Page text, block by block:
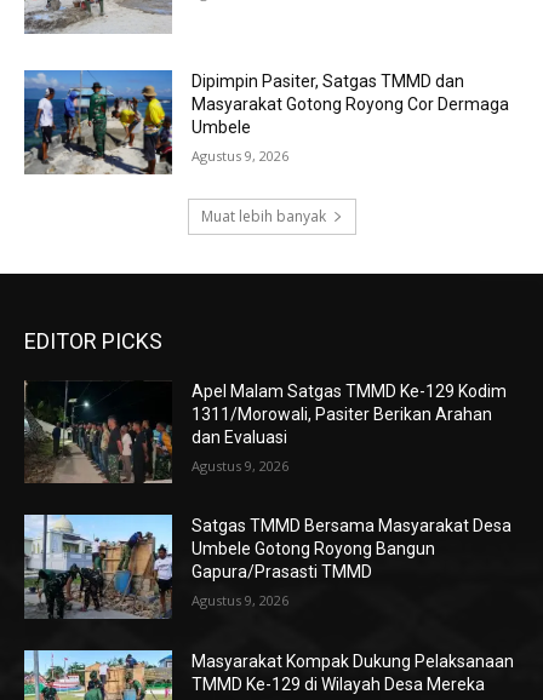
Dipimpin Pasiter, Satgas TMMD dan
Masyarakat Gotong Royong Cor Dermaga
Umbele
Agustus 9, 2026
Muat lebih banyak
EDITOR PICKS
Apel Malam Satgas TMMD Ke-129 Kodim
1311/Morowali, Pasiter Berikan Arahan
dan Evaluasi
Agustus 9, 2026
Satgas TMMD Bersama Masyarakat Desa
Umbele Gotong Royong Bangun
Gapura/Prasasti TMMD
Agustus 9, 2026
Masyarakat Kompak Dukung Pelaksanaan
TMMD Ke-129 di Wilayah Desa Mereka